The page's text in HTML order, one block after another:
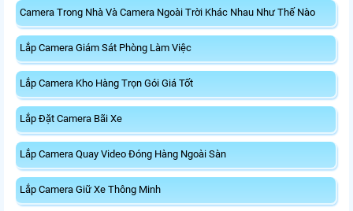
Camera Trong Nhà Và Camera Ngoài Trời Khác Nhau Như Thế Nào
Lắp Camera Giám Sát Phòng Làm Việc
Lắp Camera Kho Hàng Trọn Gói Giá Tốt
Lắp Đặt Camera Bãi Xe
Lắp Camera Quay Video Đóng Hàng Ngoài Sàn
Lắp Camera Giữ Xe Thông Minh